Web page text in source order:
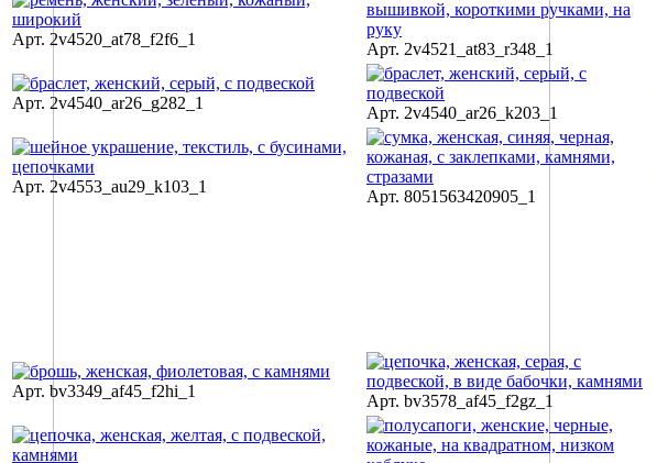
Арт. 2v4520_at78_f2f6_1
Арт. 2v4521_at83_r348_1
Арт. 2v4540_ar26_g282_1
Арт. 2v4540_ar26_k203_1
Арт. 2v4553_au29_k103_1
Арт. 8051563420905_1
Арт. bv3349_af45_f2hi_1
Арт. bv3578_af45_f2gz_1